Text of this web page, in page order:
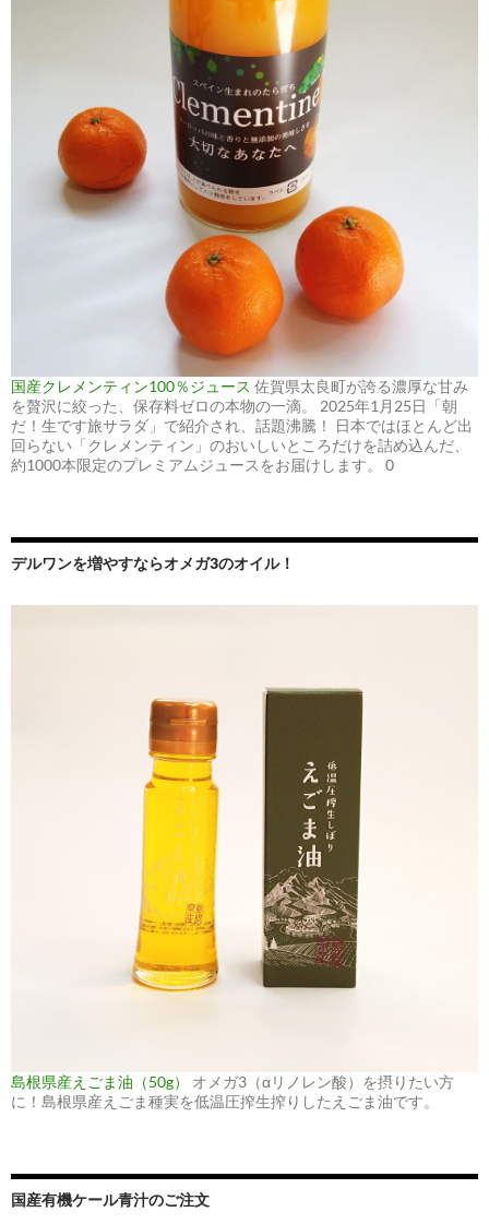
国産クレメンティン100％ジュース 佐賀県太良町が誇る濃厚な甘み
を贅沢に絞った、保存料ゼロの本物の一滴。 2025年1月25日「朝
だ！生です旅サラダ」で紹介され、話題沸騰！ 日本ではほとんど出
回らない「クレメンティン」のおいしいところだけを詰め込んだ、
約1000本限定のプレミアムジュースをお届けします。 0
デルワンを増やすならオメガ3のオイル！
島根県産えごま油（50g）
オメガ3（αリノレン酸）を摂りたい方
に！島根県産えごま種実を低温圧搾生搾りしたえごま油です。
国産有機ケール青汁のご注文